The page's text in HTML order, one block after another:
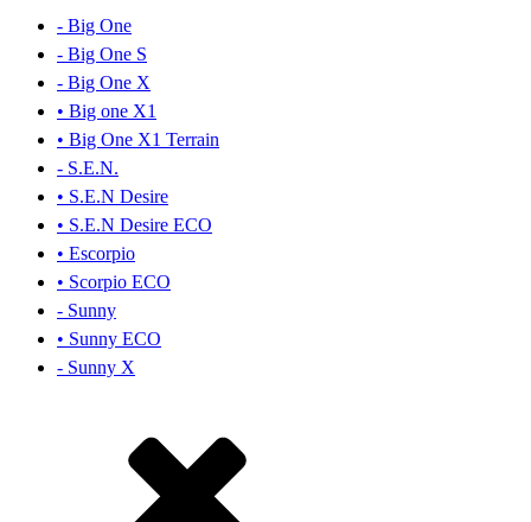
- Big One
- Big One S
- Big One X
• Big one X1
• Big One X1 Terrain
- S.E.N.
• S.E.N Desire
• S.E.N Desire ECO
• Escorpio
• Scorpio ECO
- Sunny
• Sunny ECO
- Sunny X